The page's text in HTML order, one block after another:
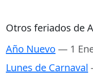
Otros feriados de
Año Nuevo — 1
Lunes de Carnaval